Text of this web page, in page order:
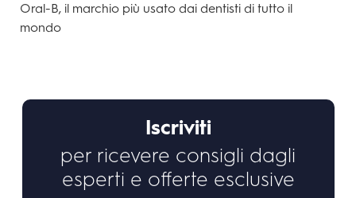
Oral-B, il marchio più usato dai dentisti di tutto il
mondo
Iscriviti
per ricevere consigli dagli
esperti e offerte esclusive